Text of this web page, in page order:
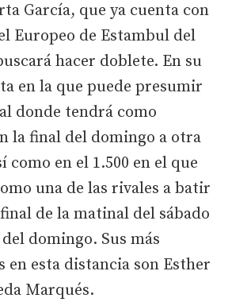
García, que ya cuenta con
Europeo de Estambul del
hacer doblete. En su
en la que puede presumir
donde tendrá como
la final del domingo a otra
como en el 1.500 en el que
una de las rivales a batir
de la matinal del sábado
domingo. Sus más
en esta distancia son Esther
Marqués.